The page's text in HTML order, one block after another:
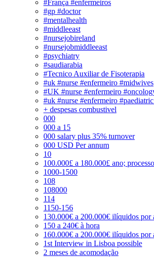
#França #enfermeiros
#gp #doctor
#mentalhealth
#middleeast
#nursejobireland
#nursejobmiddleeast
#psychiatry
#saudiarabia
#Tecnico Auxiliar de Fisoterapia
#uk #nurse #enfermeiro #midwives
#UK #nurse #enfermeiro
#uk #nurse #enfermeiro
+ despesas combustivel
000
000 a 15
000 salary plus 35% turnover
000 USD Per annum
10
100.000£ a 180.000£ ano;
1000-1500
108
108000
114
1150-156
130.000€ a 200.000€ ilíquidos por
150 a 240€ à hora
160.000€ a 200.000€ ilíquidos por
1st Interview in Lisboa possible
2 meses de acomodação